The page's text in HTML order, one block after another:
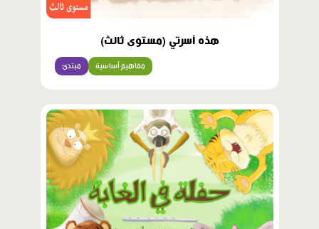
هذه أسرتي (مستوى ثالث)
مبتدئ مفاهيم أساسية